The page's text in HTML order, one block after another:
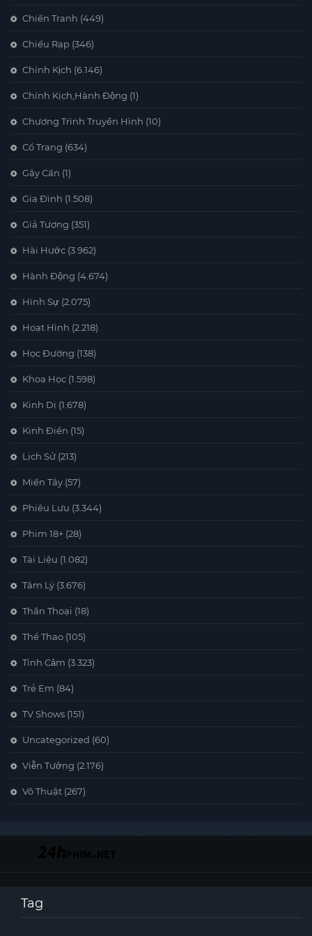
Chiến Tranh (449)
Chiếu Rạp (346)
Chính Kịch (6.146)
Chính Kịch,Hành Động (1)
Chương Trình Truyền Hình (10)
Cổ Trang (634)
Gây Cấn (1)
Gia Đình (1.508)
Giả Tượng (351)
Hài Hước (3.962)
Hành Động (4.674)
Hình Sự (2.075)
Hoạt Hình (2.218)
Học Đường (138)
Khoa Học (1.598)
Kinh Dị (1.678)
Kinh Điển (15)
Lịch Sử (213)
Miền Tây (57)
Phiêu Lưu (3.344)
Phim 18+ (28)
Tài Liệu (1.082)
Tâm Lý (3.676)
Thần Thoại (18)
Thể Thao (105)
Tình Cảm (3.323)
Trẻ Em (84)
TV Shows (151)
Uncategorized (60)
Viễn Tưởng (2.176)
Võ Thuật (267)
Tag